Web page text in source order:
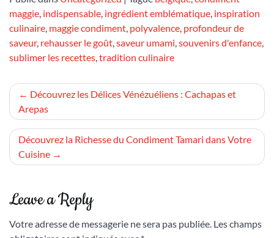
maggie, indispensable, ingrédient emblématique, inspiration
culinaire, maggie condiment, polyvalence, profondeur de
saveur, rehausser le goût,saveur umami,souvenirs d'enfance,
sublimer les recettes,tradition culinaire
Navigation
de
l’article
Découvrez les Délices Vénézuéliens : Cachapas et
Arepas
Découvrez la Richesse du Condiment Tamari dans Votre
Cuisine
Leave a Reply
Votre adresse de messagerie ne sera pas publiée. Les champs